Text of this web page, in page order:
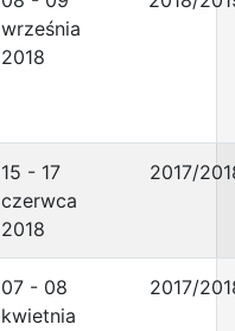
września
2018
15 - 17
czerwca
2018
2017/
07 - 08
kwietnia
2017/